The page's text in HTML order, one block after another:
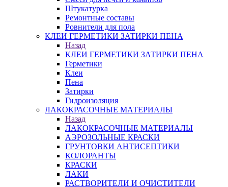
Штукатурка
Ремонтные составы
Ровнители для пола
КЛЕИ ГЕРМЕТИКИ ЗАТИРКИ ПЕНА
Назад
КЛЕИ ГЕРМЕТИКИ ЗАТИРКИ ПЕНА
Герметики
Клеи
Пена
Затирки
Гидроизоляция
ЛАКОКРАСОЧНЫЕ МАТЕРИАЛЫ
Назад
ЛАКОКРАСОЧНЫЕ МАТЕРИАЛЫ
АЭРОЗОЛЬНЫЕ КРАСКИ
ГРУНТОВКИ АНТИСЕПТИКИ
КОЛОРАНТЫ
КРАСКИ
ЛАКИ
РАСТВОРИТЕЛИ И ОЧИСТИТЕЛИ